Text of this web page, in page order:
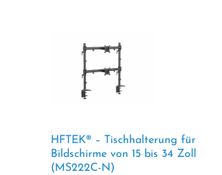
HFTEK® – Tischhalterung für
Bildschirme von 15 bis 34 Zoll
(MS222C-N)